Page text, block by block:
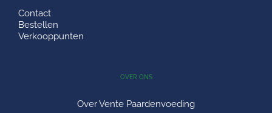
Contact
Bestellen
Verkooppunten
OVER ONS
Over Vente Paardenvoeding